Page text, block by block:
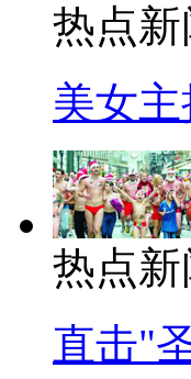
热点新
美女
热点新
直击"